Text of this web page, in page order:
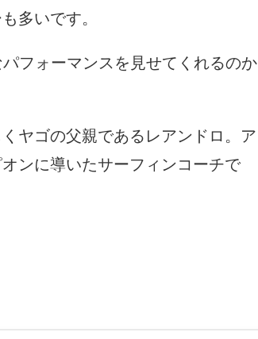
多いです。
フォーマンスを見せてくれるのか
ヤゴの父親であるレアンドロ。ア
ンに導いたサーフィンコーチで